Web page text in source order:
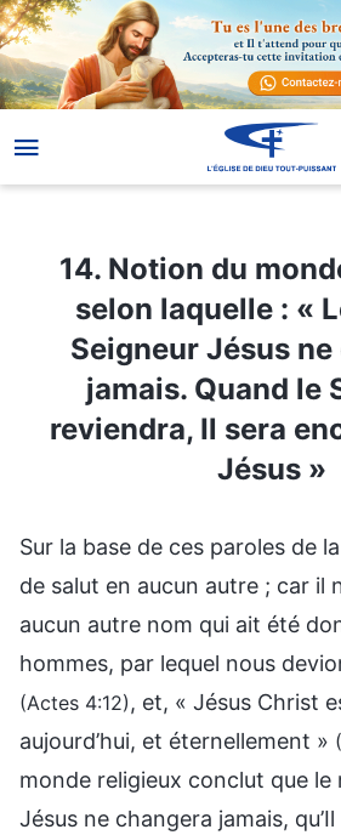
14. Notion du
selon laquelle : «
Seigneur Jésus
jamais. Quand le
reviendra, Il sera
Jésus »
Sur la base de ces paroles de
de salut en aucun autre ; car il
aucun autre nom qui ait été
hommes, par lequel nous
(Actes 4:12) , et, « Jésus Christ
aujourd’hui, et éternellement »
monde religieux conclut que le
Jésus ne changera jamais,